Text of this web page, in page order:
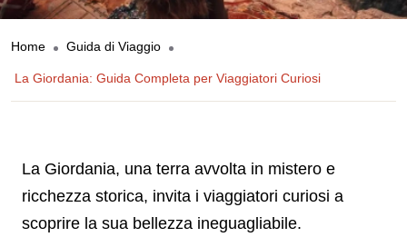
Home Guida di Viaggio
La Giordania: Guida Completa per Viaggiatori Curiosi
La Giordania, una terra avvolta in mistero e
ricchezza storica, invita i viaggiatori curiosi a
scoprire la sua bellezza ineguagliabile.